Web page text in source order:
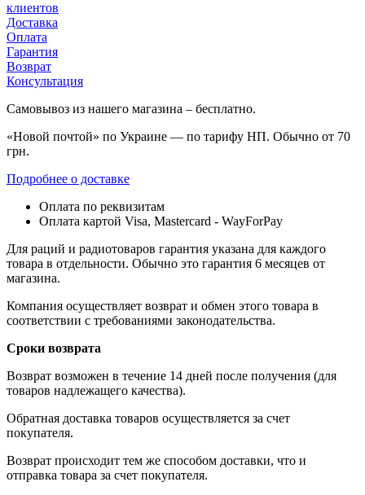
клиентов
Доставка
Оплата
Гарантия
Возврат
Консультация
Самовывоз из нашего магазина – бесплатно.
«Новой почтой» по Украине — по тарифу НП. Обычно от 70
грн.
Подробнее о доставке
Оплата по реквизитам
Оплата картой Visa, Mastercard - WayForPay
Для раций и радиотоваров гарантия указана для каждого
товара в отдельности. Обычно это гарантия 6 месяцев от
магазина.
Компания осуществляет возврат и обмен этого товара в
соответствии с требованиями законодательства.
Сроки возврата
Возврат возможен в течение 14 дней после получения (для
товаров надлежащего качества).
Обратная доставка товаров осуществляется за счет
покупателя.
Возврат происходит тем же способом доставки, что и
отправка товара за счет покупателя.